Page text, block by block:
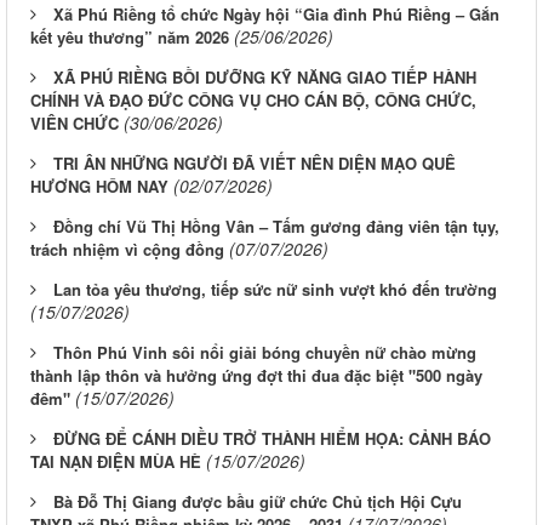
Xã Phú Riềng tổ chức Ngày hội “Gia đình Phú Riềng – Gắn
kết yêu thương” năm 2026 (25/06/2026)
XÃ PHÚ RIỀNG BỒI DƯỠNG KỸ NĂNG GIAO TIẾP HÀNH
CHÍNH VÀ ĐẠO ĐỨC CÔNG VỤ CHO CÁN BỘ, CÔNG CHỨC,
VIÊN CHỨC (30/06/2026)
TRI ÂN NHỮNG NGƯỜI ĐÃ VIẾT NÊN DIỆN MẠO QUÊ
HƯƠNG HÔM NAY (02/07/2026)
Đồng chí Vũ Thị Hồng Vân – Tấm gương đảng viên tận tụy,
trách nhiệm vì cộng đồng (07/07/2026)
Lan tỏa yêu thương, tiếp sức nữ sinh vượt khó đến trường
(15/07/2026)
Thôn Phú Vinh sôi nổi giải bóng chuyền nữ chào mừng
thành lập thôn và hưởng ứng đợt thi đua đặc biệt "500 ngày
đêm" (15/07/2026)
ĐỪNG ĐỂ CÁNH DIỀU TRỞ THÀNH HIỂM HỌA: CẢNH BÁO
TAI NẠN ĐIỆN MÙA HÈ (15/07/2026)
Bà Đỗ Thị Giang được bầu giữ chức Chủ tịch Hội Cựu